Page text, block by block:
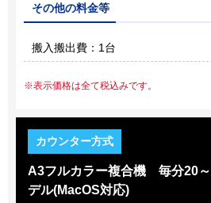
その他の料金等
搬入搬出費：1台
表示価格は全て税込みです。
A3フルカラー複合機 毎分20
デル(MacOS対応)